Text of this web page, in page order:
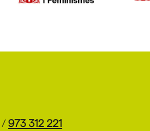
/ 973 312 221